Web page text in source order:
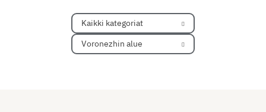
Kaikki kategoriat
Voronezhin alue